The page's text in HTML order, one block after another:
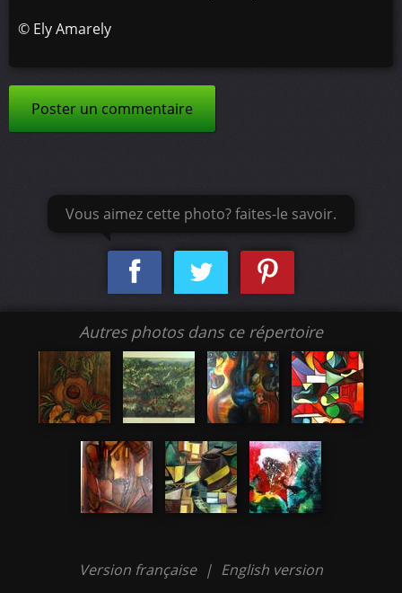
© Ely Amarely
Poster un commentaire
Vous aimez cette photo? faites-le savoir.
Autres photos dans ce répertoire
Version française | English version